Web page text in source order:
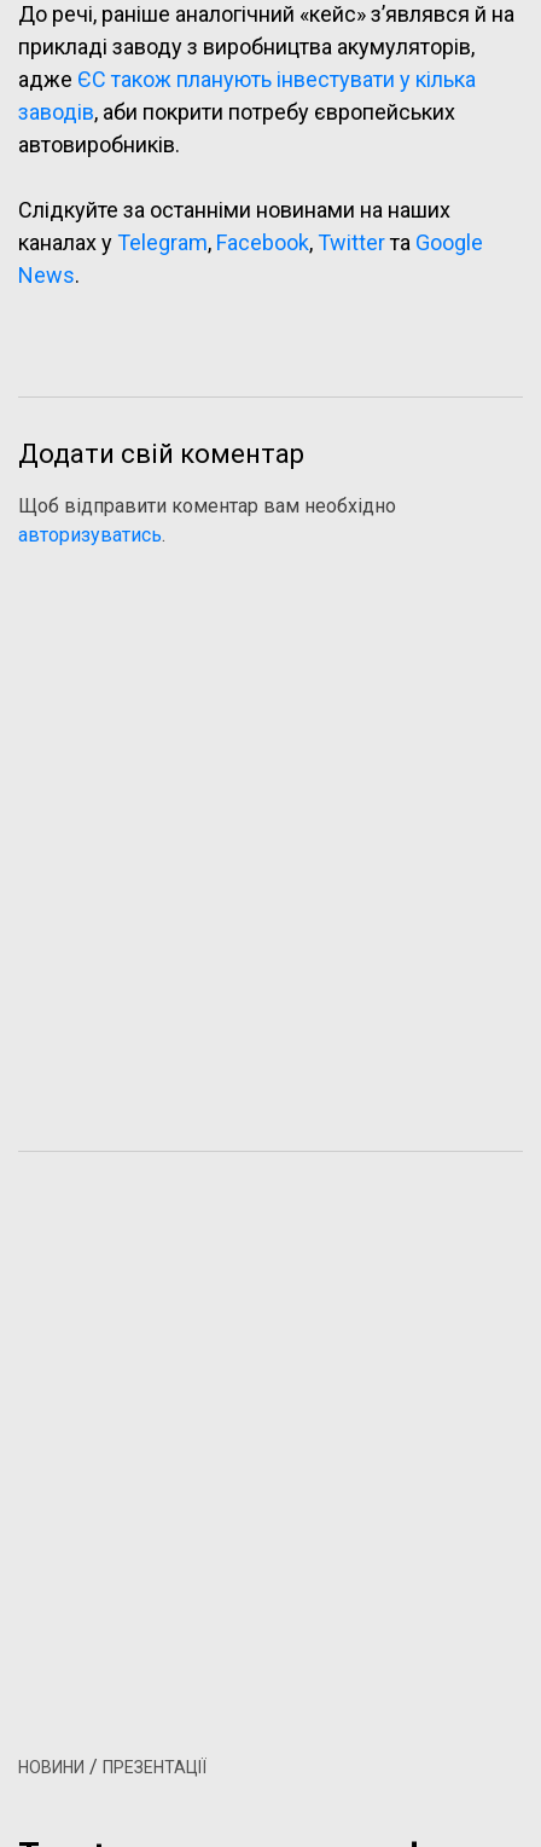
До речі, раніше аналогічний «кейс» з’являвся й на
прикладі заводу з виробництва акумуляторів,
адже ЄС також планують інвестувати у кілька
заводів, аби покрити потребу європейських
автовиробників.
Слідкуйте за останніми новинами на наших
каналах уTelegram, Facebook,Twitterта Google
News.
Додати свій коментар
Щоб відправити коментар вам необхідно
авторизуватись.
НОВИНИ / ПРЕЗЕНТАЦІЇ